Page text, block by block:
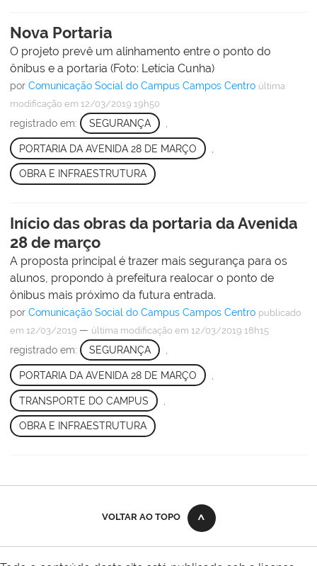
Nova Portaria
O projeto prevê um alinhamento entre o ponto do
ônibus e a portaria (Foto: Letícia Cunha)
por Comunicação Social do Campus Campos Centro última
modificação em 12/03/2019 19h50
registrado em: SEGURANÇA
PORTARIA DA AVENIDA 28 DE MARÇO
OBRA E INFRAESTRUTURA
Início das obras da portaria da Avenida
28 de março
A proposta principal é trazer mais segurança para os
alunos, propondo à prefeitura realocar o ponto de
ônibus mais próximo da futura entrada.
por Comunicação Social do Campus Campos Centro publicado
em 12/03/2019 — última modificação em 12/03/2019 18h15
registrado em: SEGURANÇA
PORTARIA DA AVENIDA 28 DE MARÇO
TRANSPORTE DO CAMPUS
OBRA E INFRAESTRUTURA
VOLTAR AO TOPO